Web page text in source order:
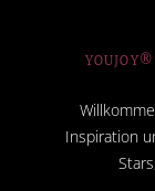
Inspiration